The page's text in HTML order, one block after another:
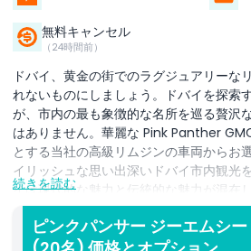
無料キャンセル
（24時間前）
ドバイ、黄金の街でのラグジュアリーな
れないものにしましょう。ドバイを探索
が、市内の最も象徴的な名所を巡る贅沢
はありません。華麗な Pink Panther
とする当社の高級リムジンの車両からお
イリッシュな思い出深いドバイ市内観光
イは現代的な魅力と伝統的な魅力が混在
リファやドバイモール、有名な噴水シ
バイを訪れてください。息をのむような
ライベートビーチが並ぶドバイ・マリー
続きを読む
ピンクパンサー ジーエムシ